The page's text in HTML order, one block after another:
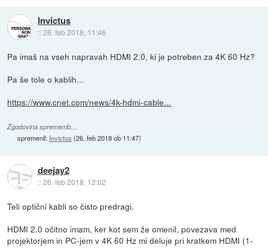
Invictus
::26. feb 2018, 11:46
Pa imaš na vseh napravah HDMI 2.0, ki je potreben za 4K 60 Hz?
Pa še tole o kablih...
https://www.cnet.com/news/4k-hdmi-cable...
Zgodovina sprememb…
spremenil: Invictus (26. feb 2018 ob 11:47)
deejay2
::26. feb 2018, 12:02
Teli optični kabli so čisto predragi.
HDMI 2.0 očitno imam, ker kot sem že omenil, povezava med
projektorjem in PC-jem v 4K 60 Hz mi deluje pri kratkem HDMI (1-